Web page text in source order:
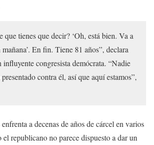
que tienes que decir? ‘Oh, está bien. Va a
En fin. Tiene 81 años”, declara
congresista demócrata. “Nadie
contra él, así que aquí estamos”,
enfrenta a decenas de años de cárcel en varios
el republicano no parece dispuesto a dar un